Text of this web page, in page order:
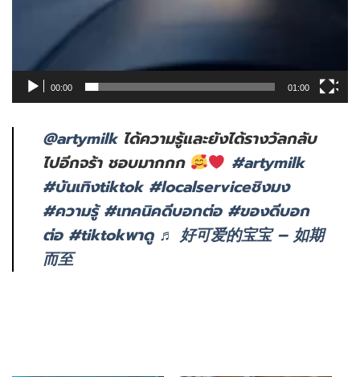
00:00 01:00
@artymilkได้ความรู้และยังได้รางวัลกลับ
ไปอีกจร้า ชอบมากกก
#artymilk
#บันเทิงtiktok #localserviceชิงมง
#ความรู้ #เทคนิคดีบอกต่อ #ของดีบอก
ต่อ #tiktokพาดู ♬ 好可爱的宝宝 – 如期
而至